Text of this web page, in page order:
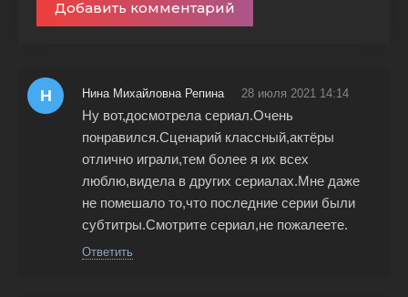
Добавить комментарий
Н Нина Михайловна Репина 28 июля 2021 14:14
Ну вот,досмотрела сериал.Очень
понравился.Сценарий классный,актёры
отлично играли,тем более я их всех
люблю,видела в других сериалах.Мне даже
не помешало то,что последние серии были
субтитры.Смотрите сериал,не пожалеете.
Ответить